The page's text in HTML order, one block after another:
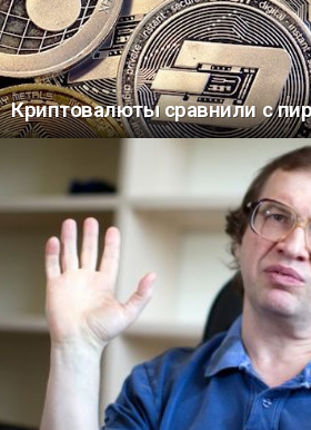
Криптовалюты сравнили с